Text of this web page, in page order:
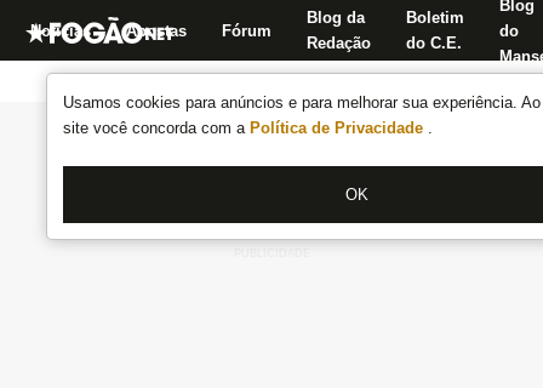
Usamos cookies para anúncios e para melhorar sua experiência.
site você concorda com a Política de Privacidade .
OK
Notícias Apostas Fórum
Blog da
Redação
Boletim
do C.E.
Blog
do